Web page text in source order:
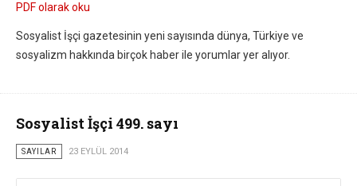
PDF olarak oku
Sosyalist İşçi gazetesinin yeni sayısında dünya, Türkiye ve
sosyalizm hakkında birçok haber ile yorumlar yer alıyor.
Sosyalist İşçi 499. sayı
SAYILAR 23 EYLÜL 2014